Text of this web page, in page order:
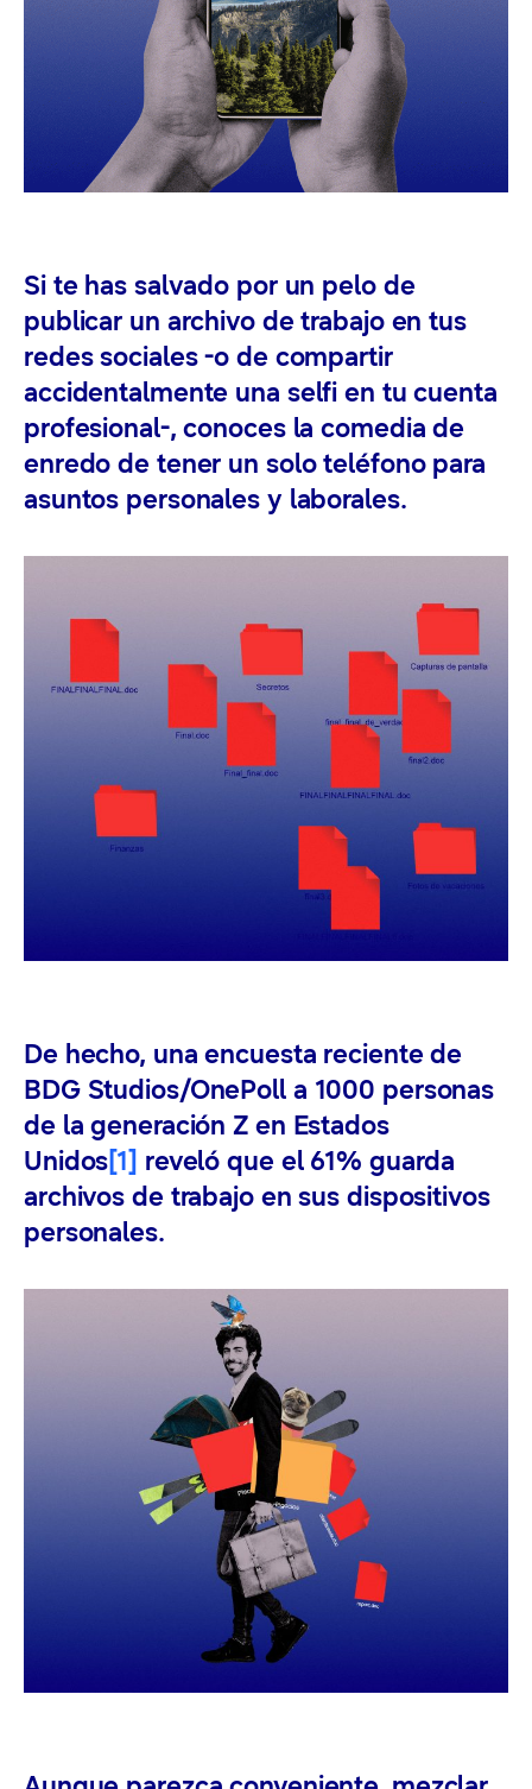
Si te has salvado por un pelo de
publicar un archivo de trabajo en tus
redes sociales -o de compartir
accidentalmente una selfi en tu cuenta
profesional-, conoces la comedia de
enredo de tener un solo teléfono para
asuntos personales y laborales.
De hecho, una encuesta reciente de
BDG Studios/OnePoll a 1000 personas
de la generación Z en Estados
Unidos[1] reveló que el 61% guarda
archivos de trabajo en sus dispositivos
personales.